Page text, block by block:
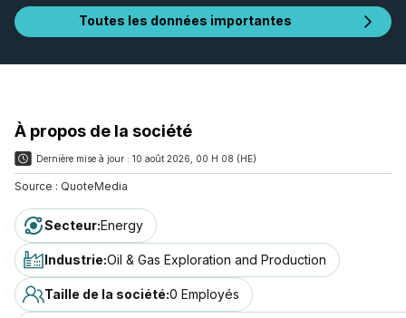
Toutes les données importantes
À propos de la société
Dernière mise à jour : 10 août 2026, 00 H 08 (HE)
Source : QuoteMedia
Secteur:Energy
Industrie:Oil & Gas Exploration and Production
Taille de la société:0 Employés